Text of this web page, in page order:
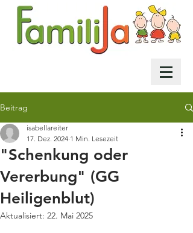
Beitrag
"Schenkung oder
Vererbung" (GG
Heiligenblut)
isabellareiter
17. Dez. 2024 1 Min. Lesezeit
Aktualisiert: 22. Mai 2025